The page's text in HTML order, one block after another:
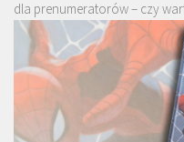
dla prenumeratorów – czy